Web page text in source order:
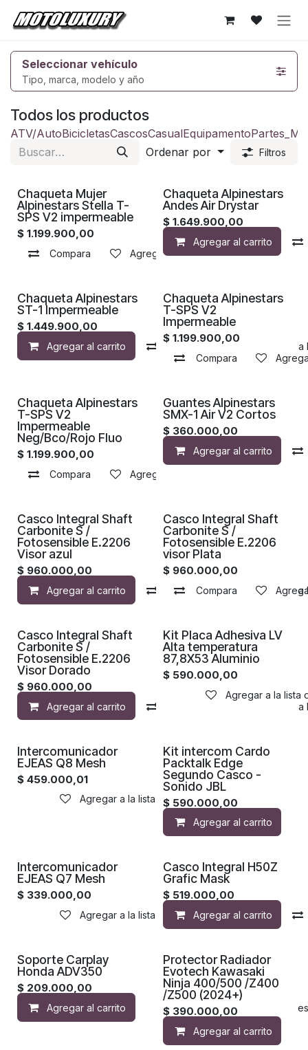
Ir al contenido
Seleccionar vehículo
Tipo, marca, modelo y año
Todos los productos
ATV/AutoBicicletasCascosCasualEquipamento
Ordenar por
Filtros
Chaqueta Mujer
Alpinestars Stella T-
SPS V2 impermeable
$ 1.199.900,00
Compara Agregar a la lista de deseos
Chaqueta Alpinestars
Andes Air Drystar
$1.649.900,00
Agregar al carrito
Chaqueta Alpinestars
ST-1 Impermeable
$ 1.449.900,00
Agregar al carrito Agregar a
Chaqueta Alpinestars
T-SPS V2
Impermeable
$1.199.900,00
Compara
Chaqueta Alpinestars
T-SPS V2
Impermeable
Neg/Bco/Rojo Fluo
$ 1.199.900,00
Compara Agregar a la lista de deseos
Guantes Alpinestars
SMX-1 Air V2 Cortos
$ 360.000,00
Agregar al carrito
¡Nuevo!
Casco Integral Shaft
Carbonite S /
Fotosensible E.2206
Visor azul
$ 960.000,00
Agregar al carrito Compara Agregar a
¡Nuevo!
Casco Integral Shaft
Carbonite S /
Fotosensible E.2206
visor Plata
$ 960.000,00
Compara
¡Nuevo!
Casco Integral Shaft
Carbonite S /
Fotosensible E.2206
Visor Dorado
$ 960.000,00
Agregar al carrito Agregar a
Kit Placa Adhesiva LV
Alta temperatura
87,8X53 Aluminio
$ 590.000,00
Agregar a la lista
Intercomunicador
EJEAS Q8 Mesh
$ 459.000,01
Agregar a la lista de deseos
Kit intercom Cardo
Packtalk Edge
Segundo Casco -
Sonido JBL
$ 590.000,00
Agregar al carrito
Intercomunicador
EJEAS Q7 Mesh
$ 339.000,00
Agregar a la lista de deseos
Casco Integral H50Z
Grafic Mask
$ 519.000,00
Agregar al carrito
Soporte Carplay
Honda ADV350
$ 209.000,00
Agregar al carrito Agregar a la lista de
Protector Radiador
Evotech Kawasaki
Ninja 400/500 /Z400
/Z500 (2024+)
$ 390.000,00
Agregar al carrito